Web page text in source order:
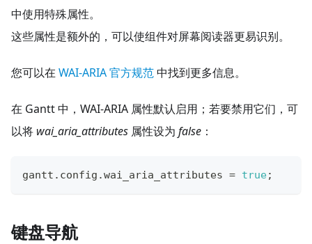
中使用特殊属性。
这些属性是额外的，可以使组件对屏幕阅读器更易识别。
您可以在 WAI-ARIA 官方规范中找到更多信息。
在 Gantt 中，WAI-ARIA 属性默认启用；若要禁用它们，可
以将 wai_aria_attributes 属性设为 false ：
gantt . config .wai_aria_attributes = true;
键盘导航